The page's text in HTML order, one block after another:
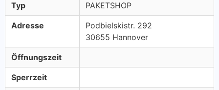
Typ PAKETSHOP
Adresse
Podbielskistr. 292
30655 Hannover
Öffnungszeit
Sperrzeit